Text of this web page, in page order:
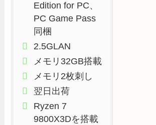
Edition for PC、
PC Game Pass
同梱
2.5GLAN
メモリ32GB搭載
メモリ2枚刺し
翌日出荷
Ryzen 7
9800X3Dを搭載